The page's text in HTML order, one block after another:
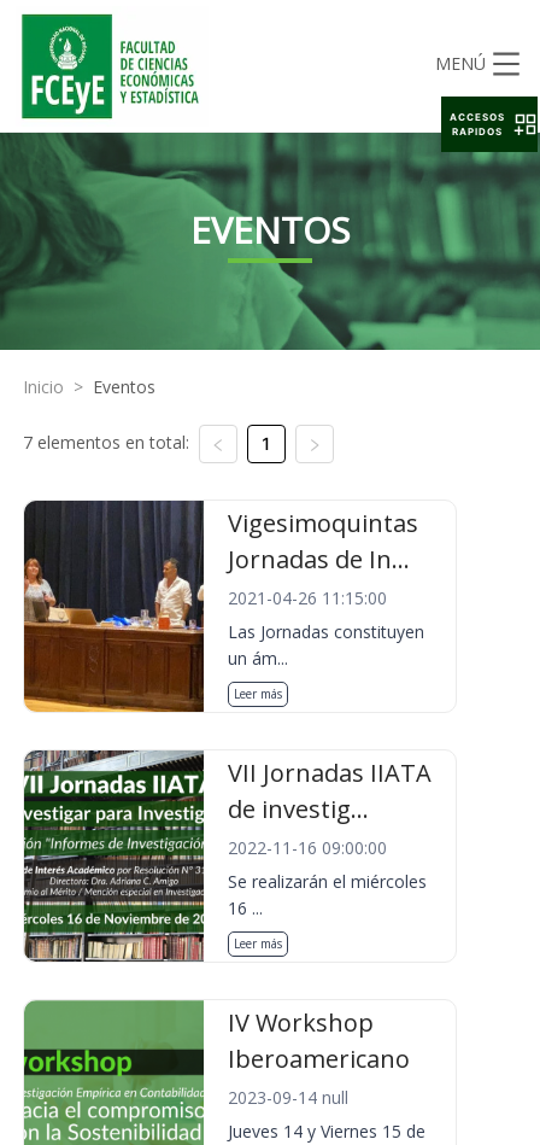
MENÚ
EVENTOS
Inicio > Eventos
7 elementos en total: 1
Vigesimoquintas
Jornadas de In...
2021-04-26 11:15:00
Las Jornadas constituyen
un ám...
Leer más
VII Jornadas IIATA
de investig...
2022-11-16 09:00:00
Se realizarán el miércoles
16 ...
Leer más
IV Workshop
Iberoamericano
2023-09-14 null
Jueves 14 y Viernes 15 de
ACCESOS
RAPIDOS